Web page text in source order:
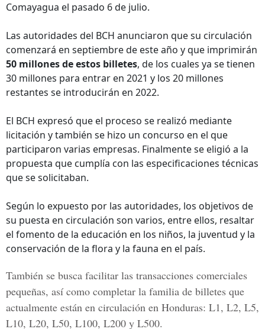
Comayagua el pasado 6 de julio.
Las autoridades del BCH anunciaron que su circulación
comenzará en septiembre de este año y que imprimirán
50 millones de estos billetes, de los cuales ya se tienen
30 millones para entrar en 2021 y los 20 millones
restantes se introducirán en 2022.
El BCH expresó que el proceso se realizó mediante
licitación y también se hizo un concurso en el que
participaron varias empresas. Finalmente se eligió a la
propuesta que cumplía con las especificaciones técnicas
que se solicitaban.
Según lo expuesto por las autoridades, los objetivos de
su puesta en circulación son varios, entre ellos, resaltar
el fomento de la educación en los niños, la juventud y la
conservación de la flora y la fauna en el país.
También se busca facilitar las transacciones comerciales
pequeñas, así como completar la familia de billetes que
actualmente están en circulación en Honduras: L1, L2, L5,
L10, L20, L50, L100, L200 y L500.